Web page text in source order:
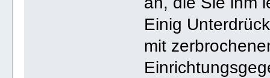
Einig
mit